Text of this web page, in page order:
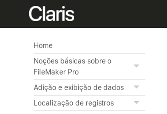
Home
Noções básicas sobre o
FileMaker Pro
Adição e exibição de dados
Localização de registros